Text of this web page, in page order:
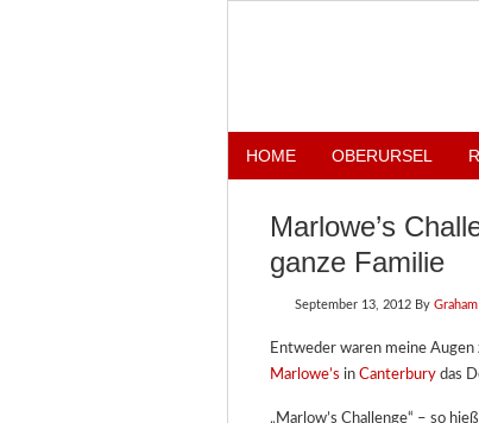
HOME OBERURSEL
Marlowe’s
ganze Familie
September 13, 2012 By Graham
Entweder waren meine
Marlowe’s in Canterbury das
„Marlow’s Challenge“ – so